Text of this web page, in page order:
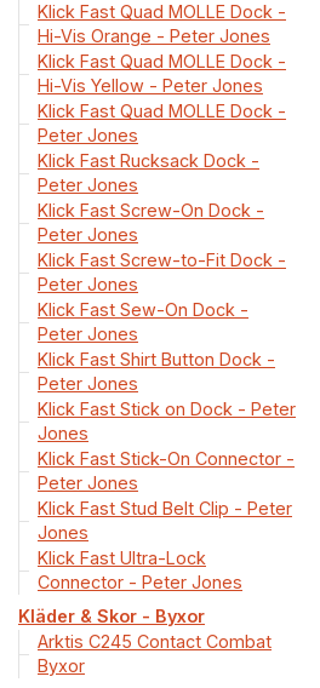
Klick Fast Quad MOLLE Dock -
Hi-Vis Orange - Peter Jones
Klick Fast Quad MOLLE Dock -
Hi-Vis Yellow - Peter Jones
Klick Fast Quad MOLLE Dock -
Peter Jones
Klick Fast Rucksack Dock -
Peter Jones
Klick Fast Screw-On Dock -
Peter Jones
Klick Fast Screw-to-Fit Dock -
Peter Jones
Klick Fast Sew-On Dock -
Peter Jones
Klick Fast Shirt Button Dock -
Peter Jones
Klick Fast Stick on Dock - Peter
Jones
Klick Fast Stick-On Connector -
Peter Jones
Klick Fast Stud Belt Clip - Peter
Jones
Klick Fast Ultra-Lock
Connector - Peter Jones
Kläder & Skor - Byxor
Arktis C245 Contact Combat
Byxor